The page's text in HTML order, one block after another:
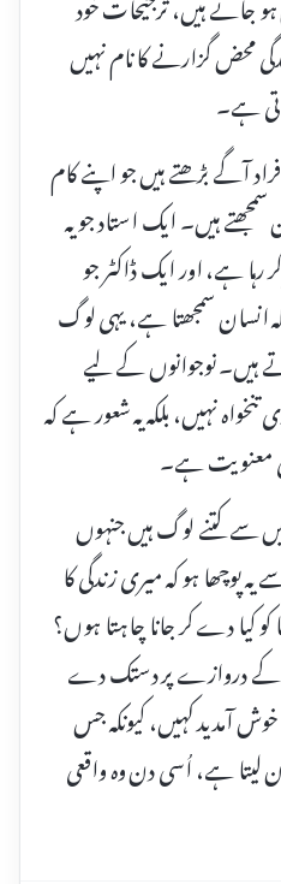
محض گزارنے کا نام نہیں
ہے۔
آگے بڑھتے ہیں جو اپنے کام
ہیں۔ ایک استاد جو یہ
رہا ہے، اور ایک ڈاکٹر جو
سمجھتا ہے، یہی لوگ
ہیں۔ نوجوانوں کے لیے
نہیں، بلکہ یہ شعور ہے کہ
معنویت ہے۔
کتنے لوگ ہیں جنہوں
پوچھا ہو کہ میری زندگی کا
کیا دے کر جانا چاہتا ہوں؟
کے دروازے پر دستک دے
آمدید کہیں، کیونکہ جس
لیتا ہے، اُسی دن وہ واقعی